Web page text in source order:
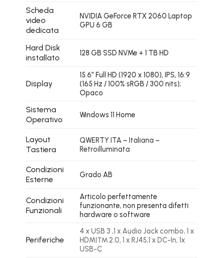
Scheda
video
dedicata
NVIDIA GeForce RTX 2060 Laptop
GPU 6 GB
Hard Disk
installato
128 GB SSD NVMe + 1 TB HD
Display
15.6″ Full HD (1920 x 1080), IPS, 16:9
(165 Hz / 100% sRGB / 300 nits);
Opaco
Sistema
Operativo
Windows 11 Home
Layout
Tastiera
QWERTY ITA – Italiana –
Retroilluminata
Condizioni
Esterne
Grado AB
Condizioni
Funzionali
Articolo perfettamente
funzionante, non presenta difetti
hardware o software
Periferiche
4 x USB 3 ,1 x Audio Jack combo, 1 x
HDMI™ 2.0, 1 x RJ45,1 x DC-In, 1x
USB-C